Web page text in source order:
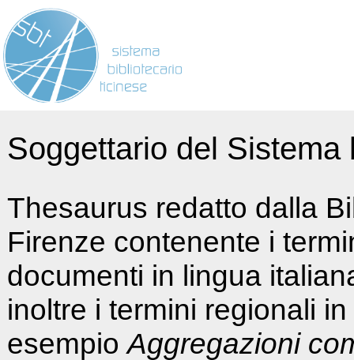
Soggettario del
Thesaurus redatto dalla
Firenze contenente i
documenti in lingua
inoltre i termini regionali
esempioAggregazioni